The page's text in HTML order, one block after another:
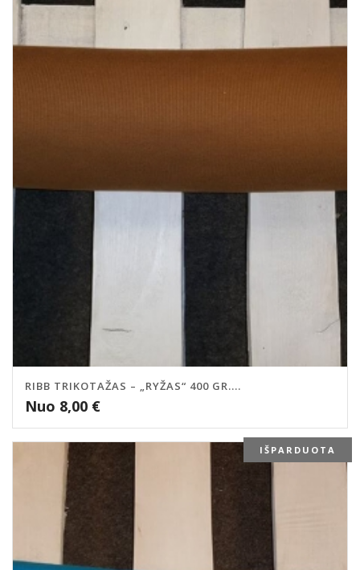
RIBB TRIKOTAŽAS – „RYŽAS“ 400 GR....
Nuo 8,00 €
IŠPARDUOTA